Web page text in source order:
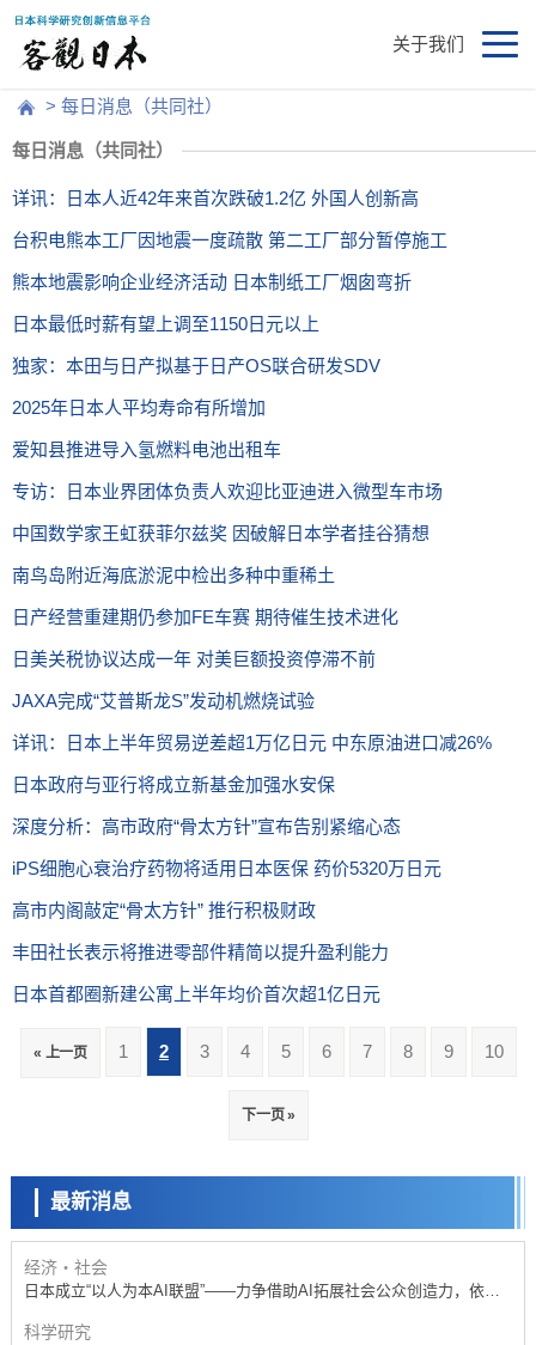
关于我们
> 每日消息（共同社）
每日消息（共同社）
详讯：日本人近42年来首次跌破1.2亿 外国人创新高
台积电熊本工厂因地震一度疏散 第二工厂部分暂停施工
熊本地震影响企业经济活动 日本制纸工厂烟囱弯折
日本最低时薪有望上调至1150日元以上
独家：本田与日产拟基于日产OS联合研发SDV
2025年日本人平均寿命有所增加
爱知县推进导入氢燃料电池出租车
专访：日本业界团体负责人欢迎比亚迪进入微型车市场
中国数学家王虹获菲尔兹奖 因破解日本学者挂谷猜想
南鸟岛附近海底淤泥中检出多种中重稀土
日产经营重建期仍参加FE车赛 期待催生技术进化
日美关税协议达成一年 对美巨额投资停滞不前
JAXA完成“艾普斯龙S”发动机燃烧试验
详讯：日本上半年贸易逆差超1万亿日元 中东原油进口减26%
日本政府与亚行将成立新基金加强水安保
深度分析：高市政府“骨太方针”宣布告别紧缩心态
iPS细胞心衰治疗药物将适用日本医保 药价5320万日元
高市内阁敲定“骨太方针” 推行积极财政
丰田社长表示将推进零部件精简以提升盈利能力
日本首都圈新建公寓上半年均价首次超1亿日元
« 上一页 1 2 3 4 5 6 7 8 9 10
下一页 »
最新消息
科学研究
开发出300亿年仅误差1秒的光晶格钟，构建网络将其打造为下一代社会
基础设施
经济・社会
日本成立“以人为本AI联盟”——力争借助AI拓展社会公众创造力，依托
科学研究